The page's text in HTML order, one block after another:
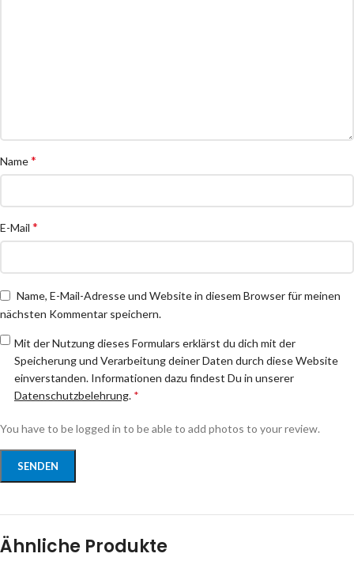
Name*
E-Mail *
Name, E-Mail-Adresse und Website in diesem Browser für meinen
nächsten Kommentar speichern.
Mit der Nutzung dieses Formulars erklärst du dich mit der
Speicherung und Verarbeitung deiner Daten durch diese Website
einverstanden. Informationen dazu findest Du in unserer
Datenschutzbelehrung. *
You have to be logged in to be able to add photos to your review.
Ähnliche Produkte